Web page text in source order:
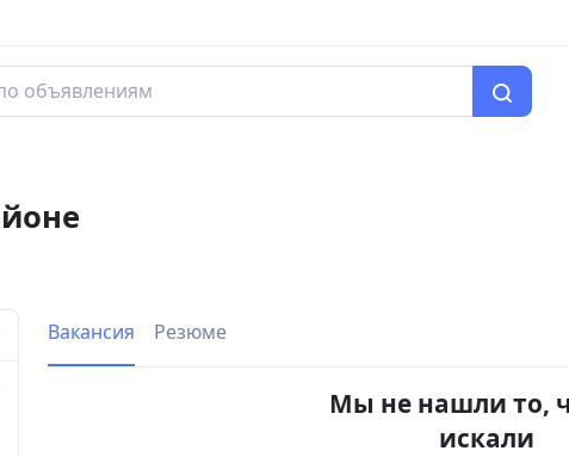
Вакансия Резюме
Мы не нашли то,
искали